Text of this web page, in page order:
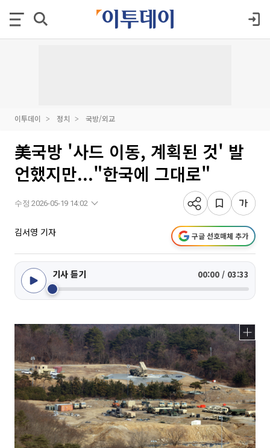
이투데이 정치 국방/외교
美국방 '사드 이동, 계획된 것' 발
언했지만..."한국에 그대로"
수정 2026-05-19 14:02
김서영 기자 구글 선호매체 추가
기사 듣기 00:00 / 03:33